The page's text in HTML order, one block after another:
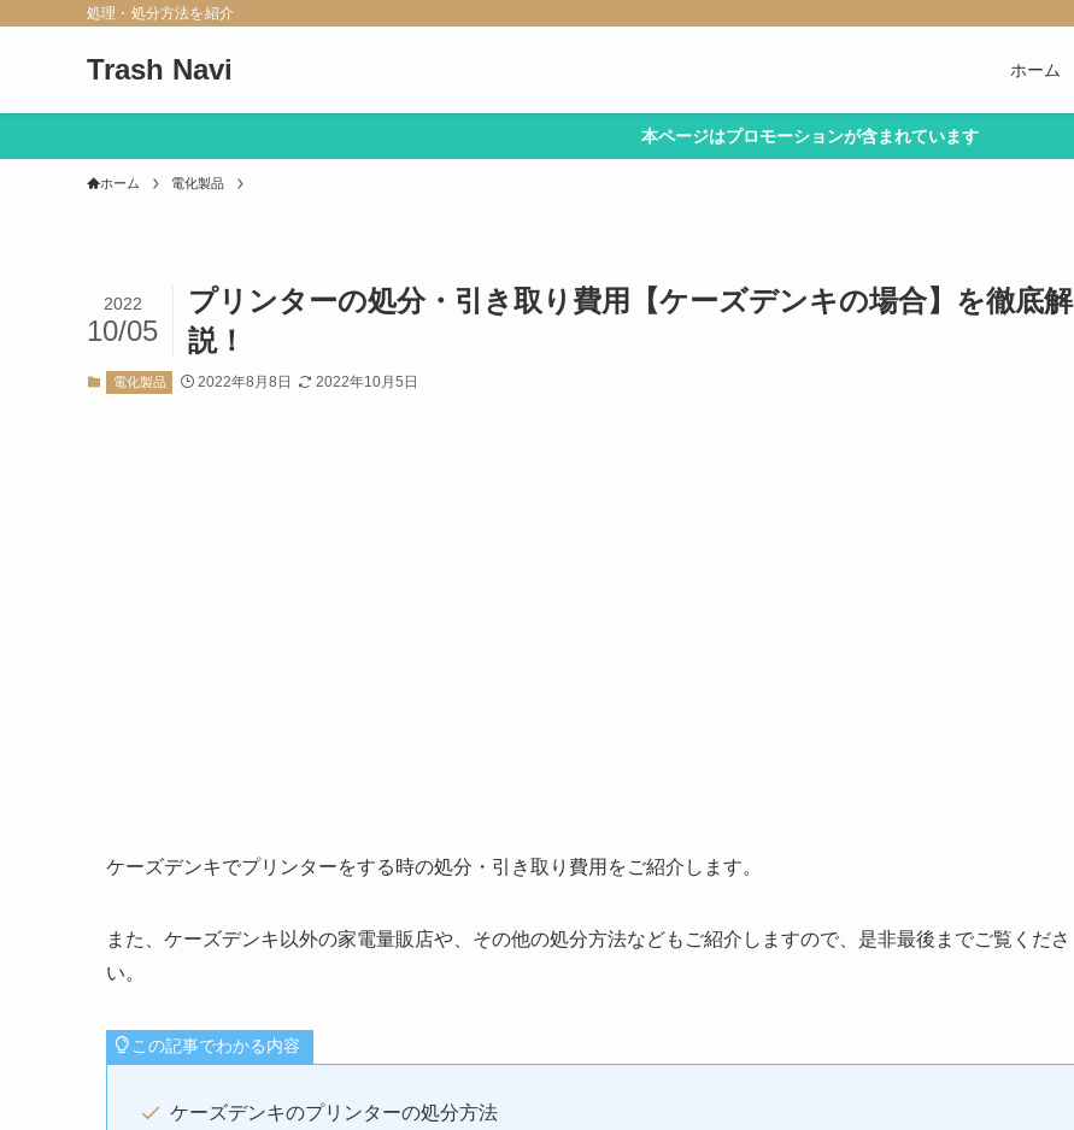
処理・処分方法を紹介
Trash Navi ホーム
本ページはプロモーションが含まれています
ホーム 電化製品
プリンターの処分・引き取り費用【ケーズデンキの場合】を徹底解
説！
2022
10/05
電化製品 2022年8月8日 2022年10月5日
ケーズデンキでプリンターをする時の処分・引き取り費用をご紹介します。
また、ケーズデンキ以外の家電量販店や、その他の処分方法などもご紹介しますので、是非最後までご覧くださ
い。
この記事でわかる内容
ケーズデンキのプリンターの処分方法